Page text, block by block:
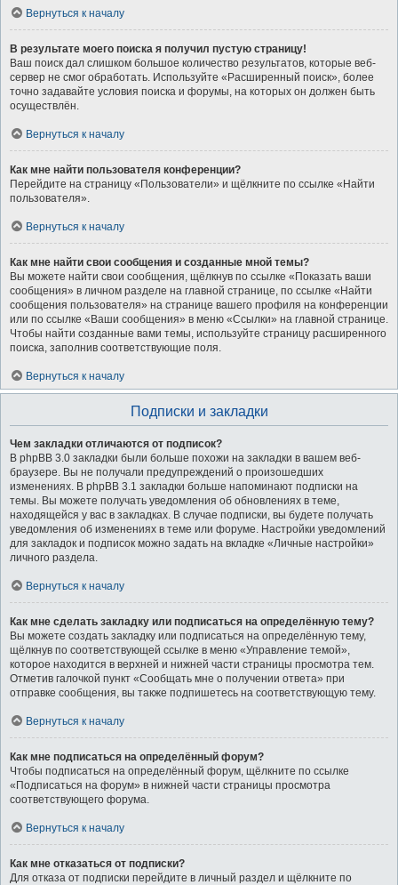
Вернуться к началу
В результате моего поиска я получил пустую страницу!
Ваш поиск дал слишком большое количество результатов, которые веб-
сервер не смог обработать. Используйте «Расширенный поиск», более
точно задавайте условия поиска и форумы, на которых он должен быть
осуществлён.
Вернуться к началу
Как мне найти пользователя конференции?
Перейдите на страницу «Пользователи» и щёлкните по ссылке «Найти
пользователя».
Вернуться к началу
Как мне найти свои сообщения и созданные мной темы?
Вы можете найти свои сообщения, щёлкнув по ссылке «Показать ваши
сообщения» в личном разделе на главной странице, по ссылке «Найти
сообщения пользователя» на странице вашего профиля на конференции
или по ссылке «Ваши сообщения» в меню «Ссылки» на главной странице.
Чтобы найти созданные вами темы, используйте страницу расширенного
поиска, заполнив соответствующие поля.
Вернуться к началу
Подписки и закладки
Чем закладки отличаются от подписок?
В phpBB 3.0 закладки были больше похожи на закладки в вашем веб-
браузере. Вы не получали предупреждений о произошедших
изменениях. В phpBB 3.1 закладки больше напоминают подписки на
темы. Вы можете получать уведомления об обновлениях в теме,
находящейся у вас в закладках. В случае подписки, вы будете получать
уведомления об изменениях в теме или форуме. Настройки уведомлений
для закладок и подписок можно задать на вкладке «Личные настройки»
личного раздела.
Вернуться к началу
Как мне сделать закладку или подписаться на определённую тему?
Вы можете создать закладку или подписаться на определённую тему,
щёлкнув по соответствующей ссылке в меню «Управление темой»,
которое находится в верхней и нижней части страницы просмотра тем.
Отметив галочкой пункт «Сообщать мне о получении ответа» при
отправке сообщения, вы также подпишетесь на соответствующую тему.
Вернуться к началу
Как мне подписаться на определённый форум?
Чтобы подписаться на определённый форум, щёлкните по ссылке
«Подписаться на форум» в нижней части страницы просмотра
соответствующего форума.
Вернуться к началу
Как мне отказаться от подписки?
Для отказа от подписки перейдите в личный раздел и щёлкните по